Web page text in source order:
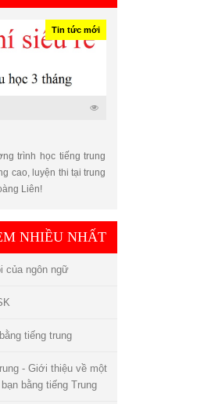
Tin tức mới
trình học tiếng trung
cao, luyện thi tại trung
Liên!
NHIỀU NHẤT
của ngôn ngữ
tiếng trung
- Giới thiệu về một
bằng tiếng Trung